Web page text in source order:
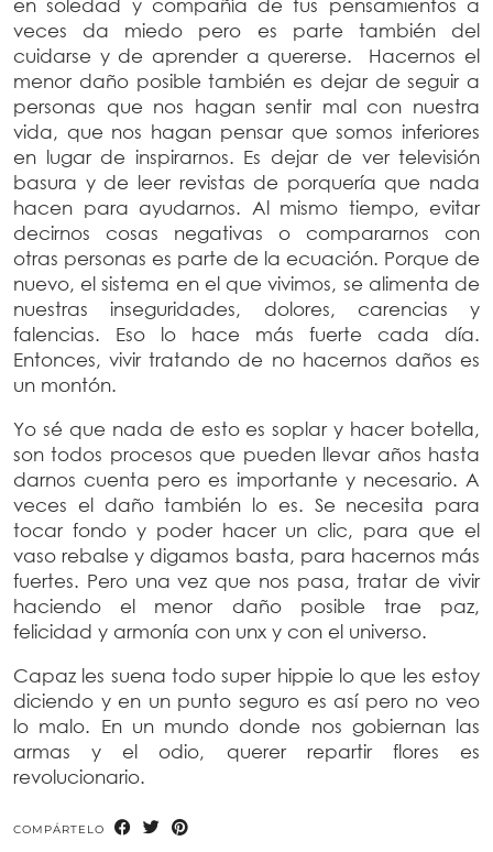
en soledad y compañía de tus pensamientos a
veces da miedo pero es parte también del
cuidarse y de aprender a quererse. Hacernos el
menor daño posible también es dejar de seguir a
personas que nos hagan sentir mal con nuestra
vida, que nos hagan pensar que somos inferiores
en lugar de inspirarnos. Es dejar de ver televisión
basura y de leer revistas de porquería que nada
hacen para ayudarnos. Al mismo tiempo, evitar
decirnos cosas negativas o compararnos con
otras personas es parte de la ecuación. Porque de
nuevo, el sistema en el que vivimos, se alimenta de
nuestras inseguridades, dolores, carencias y
falencias. Eso lo hace más fuerte cada día.
Entonces, vivir tratando de no hacernos daños es
un montón.
Yo sé que nada de esto es soplar y hacer botella,
son todos procesos que pueden llevar años hasta
darnos cuenta pero es importante y necesario. A
veces el daño también lo es. Se necesita para
tocar fondo y poder hacer un clic, para que el
vaso rebalse y digamos basta, para hacernos más
fuertes. Pero una vez que nos pasa, tratar de vivir
haciendo el menor daño posible trae paz,
felicidad y armonía con unx y con el universo.
Capaz les suena todo super hippie lo que les estoy
diciendo y en un punto seguro es así pero no veo
lo malo. En un mundo donde nos gobiernan las
armas y el odio, querer repartir flores es
revolucionario.
COMPÁRTELO